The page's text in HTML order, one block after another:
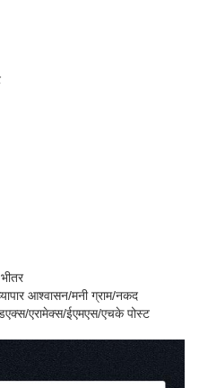
आश्वासन/मनी ग्राम/नकद
एरामेक्स/ईएमएस/एचके पोस्ट